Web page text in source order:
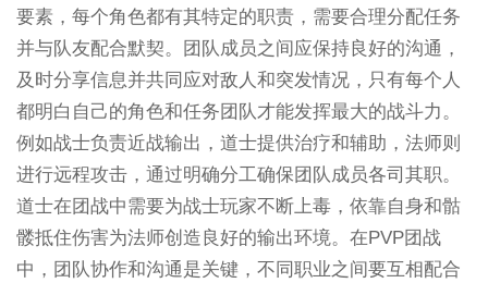
要素，每个角色都有其特定的职责，需要合理分配任务
并与队友配合默契。团队成员之间应保持良好的沟通，
及时分享信息并共同应对敌人和突发情况，只有每个人
都明白自己的角色和任务团队才能发挥最大的战斗力。
例如战士负责近战输出，道士提供治疗和辅助，法师则
进行远程攻击，通过明确分工确保团队成员各司其职。
道士在团战中需要为战士玩家不断上毒，依靠自身和骷
髅抵住伤害为法师创造良好的输出环境。在PVP团战
中，团队协作和沟通是关键，不同职业之间要互相配合